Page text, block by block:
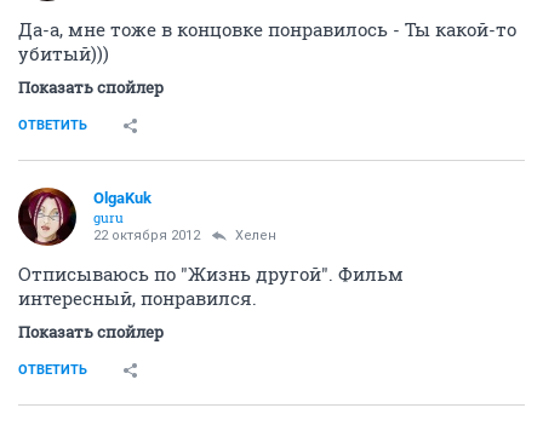
Да-а, мне тоже в концовке понравилось - Ты какой-то
убитый)))
Показать спойлер
ОТВЕТИТЬ
OlgaKuk
guru
22 октября 2012 Хелен
Отписываюсь по "Жизнь другой". Фильм
интересный, понравился.
Показать спойлер
ОТВЕТИТЬ